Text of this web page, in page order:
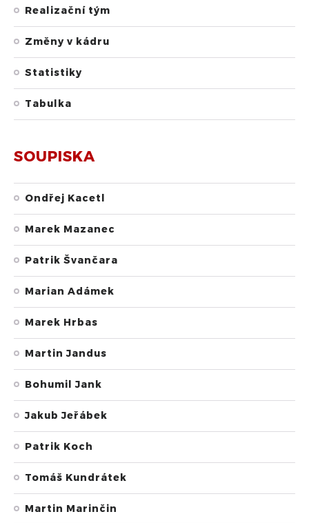
Realizační tým
Změny v kádru
Statistiky
Tabulka
SOUPISKA
Ondřej Kacetl
Marek Mazanec
Patrik Švančara
Marian Adámek
Marek Hrbas
Martin Jandus
Bohumil Jank
Jakub Jeřábek
Patrik Koch
Tomáš Kundrátek
Martin Marinčin